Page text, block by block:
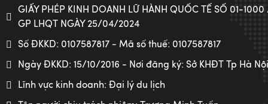
GIẤY PHÉP KINH DOANH LỮ HÀNH QUỐC TẾ SỐ 01-
GP LHQT NGÀY 25/04/2024
Số ĐKKD: 0107587817 - Mã số thuế: 0107587817
Ngày ĐKKD: 15/10/2016 - Nơi đăng ký: Sở KHĐT Tp Hà Nội
Lĩnh vực kinh doanh: Đại lý du lịch